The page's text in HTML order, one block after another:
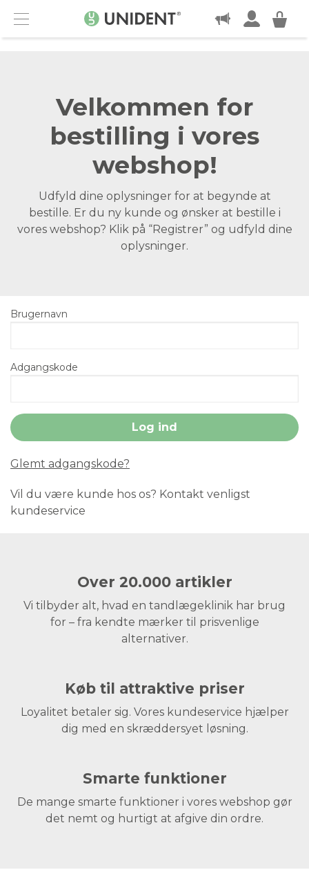
Menu
KONTAKT
Velkommen for
bestilling i vores
webshop!
Udfyld dine oplysninger for at begynde at
bestille. Er du ny kunde og ønsker at bestille i
vores webshop? Klik på “Registrer” og udfyld dine
oplysninger.
Brugernavn
Adgangskode
Glemt adgangskode?
Vil du være kunde hos os? Kontakt venligst
kundeservice
Over 20.000 artikler
Vi tilbyder alt, hvad en tandlægeklinik har brug
for – fra kendte mærker til prisvenlige
alternativer.
Køb til attraktive priser
Loyalitet betaler sig. Vores kundeservice hjælper
dig med en skræddersyet løsning.
Smarte funktioner
De mange smarte funktioner i vores webshop gør
det nemt og hurtigt at afgive din ordre.